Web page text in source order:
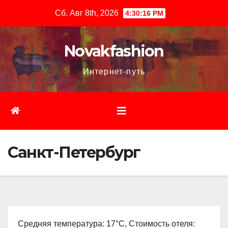
содержимому
Сб. Авг 8th, 2026 4:30:18 PM
Novakfashion
Интернет-путь
Санкт-Петербург
Средняя температура: 17°C, Стоимость отеля: